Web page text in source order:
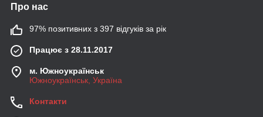
Про нас
97% позитивних з 397 відгуків за рік
Працює з 28.11.2017
м. Южноукраїнськ
Южноукраїнськ, Україна
Контакти